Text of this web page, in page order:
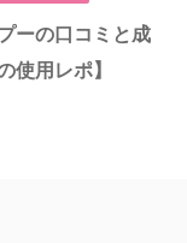
ーの口コミと成
使用レポ】